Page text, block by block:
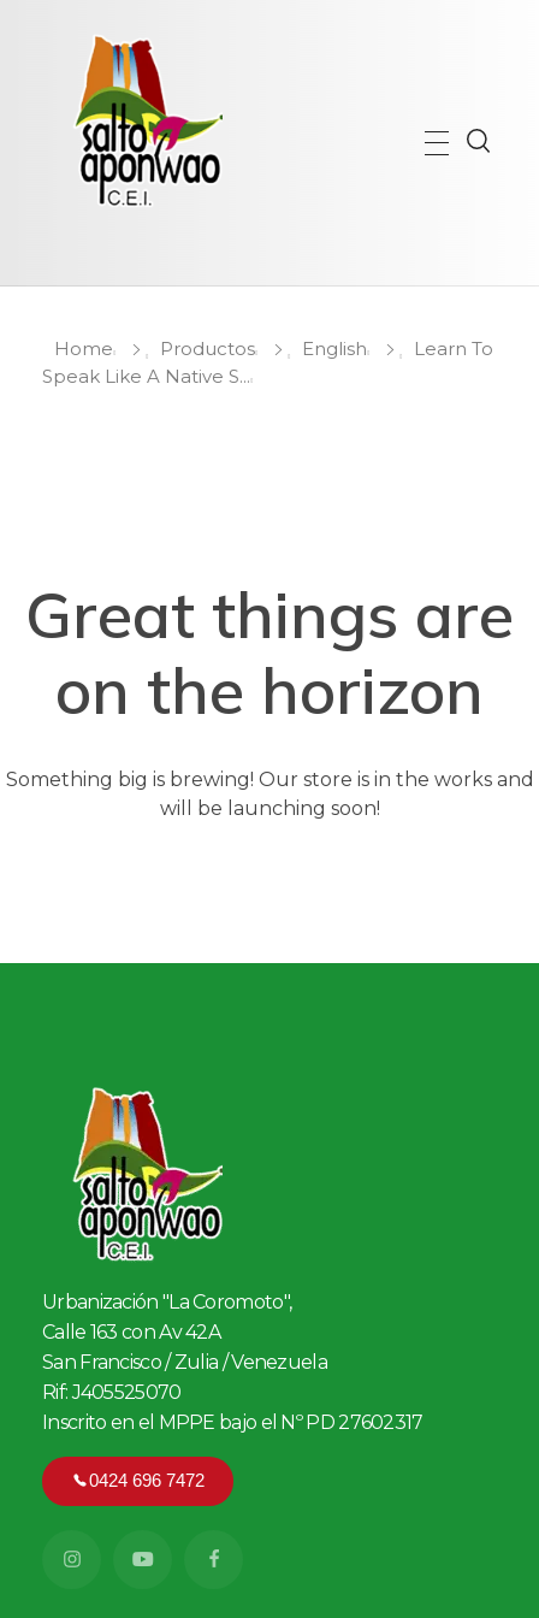
Home Productos English
Learn To
Speak Like A Native S...
Great things are
on the horizon
Something big is brewing! Our store is in the works and
will be launching soon!
Urbanización "La Coromoto",
Calle 163 con Av 42A
San Francisco / Zulia / Venezuela
Rif: J405525070
Inscrito en el MPPE bajo el Nº PD 27602317
0424 696 7472